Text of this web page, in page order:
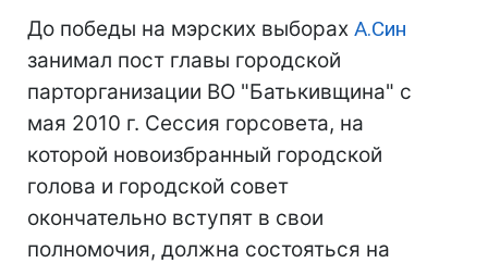
До победы на мэрских выборах А.Син
занимал пост главы городской
парторганизации ВО "Батькивщина" с
мая 2010 г. Сессия горсовета, на
которой новоизбранный городской
голова и городской совет
окончательно вступят в свои
полномочия, должна состояться на